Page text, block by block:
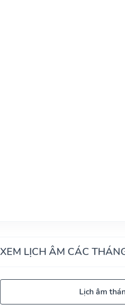
XEM LỊCH ÂM CÁC
Lịch âm